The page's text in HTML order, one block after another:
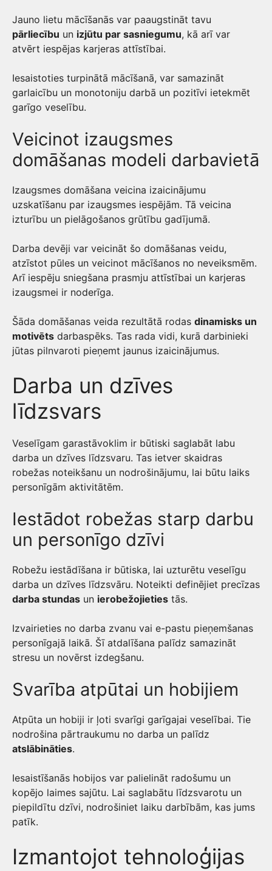
Jauno lietu mācīšanās var paaugstināt tavu
pārliecību un izjūtu par sasniegumu, kā arī var
atvērt iespējas karjeras attīstībai.
Iesaistoties turpinātā mācīšanā, var samazināt
garlaicību un monotoniju darbā un pozitīvi ietekmēt
garīgo veselību.
Veicinot izaugsmes
domāšanas modeli darbavietā
Izaugsmes domāšana veicina izaicinājumu
uzskatīšanu par izaugsmes iespējām. Tā veicina
izturību un pielāgošanos grūtību gadījumā.
Darba devēji var veicināt šo domāšanas veidu,
atzīstot pūles un veicinot mācīšanos no neveiksmēm.
Arī iespēju sniegšana prasmju attīstībai un karjeras
izaugsmei ir noderīga.
Šāda domāšanas veida rezultātā rodas dinamisks un
motivēts darbaspēks. Tas rada vidi, kurā darbinieki
jūtas pilnvaroti pieņemt jaunus izaicinājumus.
Darba un dzīves
līdzsvars
Veselīgam garastāvoklim ir būtiski saglabāt labu
darba un dzīves līdzsvaru. Tas ietver skaidras
robežas noteikšanu un nodrošinājumu, lai būtu laiks
personīgām aktivitātēm.
Iestādot robežas starp darbu
un personīgo dzīvi
Robežu iestādīšana ir būtiska, lai uzturētu veselīgu
darba un dzīves līdzsvāru. Noteikti definējiet precīzas
darba stundas un ierobežojieties tās.
Izvairieties no darba zvanu vai e-pastu pieņemšanas
personīgajā laikā. Šī atdalīšana palīdz samazināt
stresu un novērst izdegšanu.
Svarība atpūtai un hobijiem
Atpūta un hobiji ir ļoti svarīgi garīgajai veselībai. Tie
nodrošina pārtraukumu no darba un palīdz
atslābināties.
Iesaistīšanās hobijos var palielināt radošumu un
kopējo laimes sajūtu. Lai saglabātu līdzsvarotu un
piepildītu dzīvi, nodrošiniet laiku darbībām, kas jums
patīk.
Izmantojot tehnoloģijas